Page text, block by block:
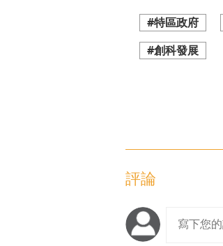
#特區政府
#創科發展
評論